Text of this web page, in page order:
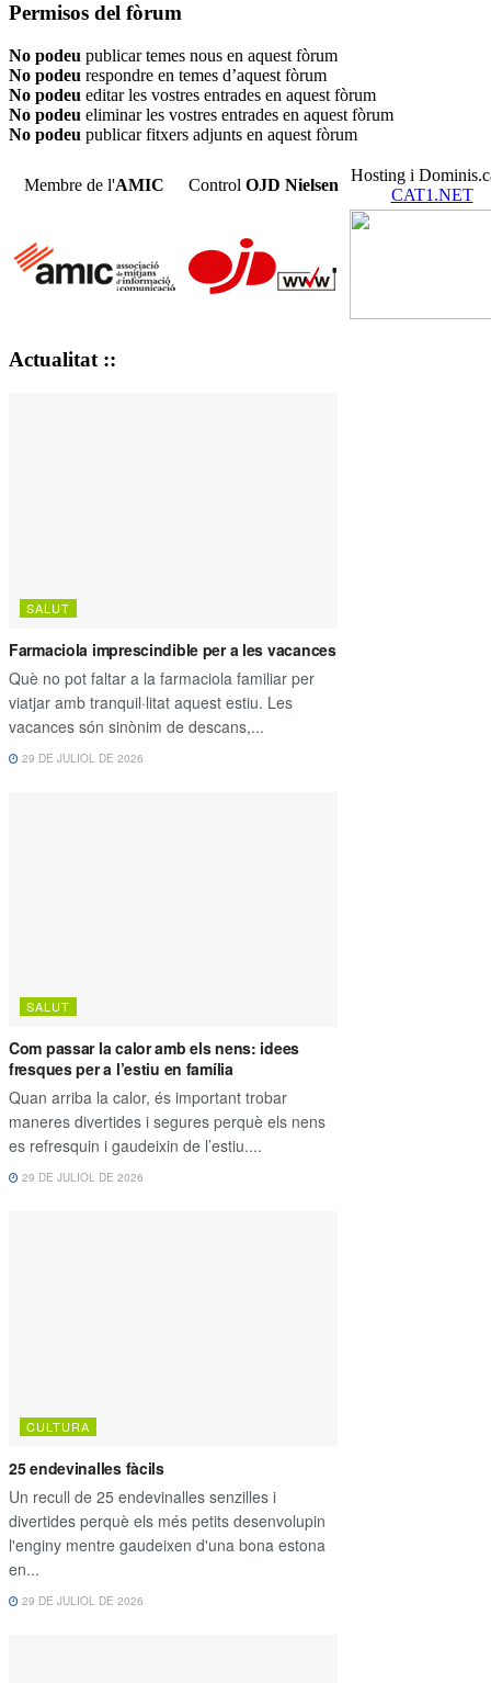
Permisos del fòrum
No podeu publicar temes nous en aquest fòrum
No podeu respondre en temes d’aquest fòrum
No podeu editar les vostres entrades en aquest fòrum
No podeu eliminar les vostres entrades en aquest fòrum
No podeu publicar fitxers adjunts en aquest fòrum
Membre de l'AMIC Control OJD Nielsen
Hosting i
CAT1.NET
Actualitat ::